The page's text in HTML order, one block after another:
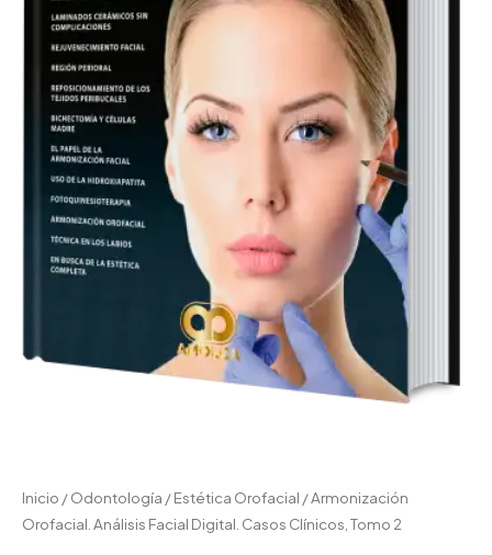
Inicio /Odontología /Estética Orofacial / Armonización
Orofacial. Análisis Facial Digital. Casos Clínicos, Tomo 2